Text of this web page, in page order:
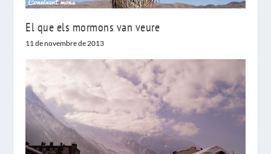
El que els mormons van veure
11 de novembre de 2013